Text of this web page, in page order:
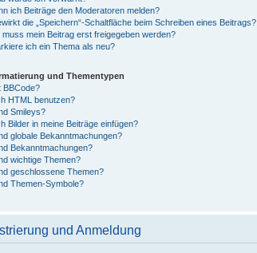
ich Beiträge den Moderatoren melden?
die „Speichern“-Schaltfläche beim Schreiben eines Beitrags?
muss mein Beitrag erst freigegeben werden?
ich ein Thema als neu?
und Thementypen
BBCode?
HTML benutzen?
Smileys?
Bilder in meine Beiträge einfügen?
globale Bekanntmachungen?
Bekanntmachungen?
wichtige Themen?
geschlossene Themen?
Themen-Symbole?
und Anmeldung